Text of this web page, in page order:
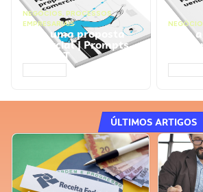
NEGÓCIOS, PROCESSOS
EMPRESARIAIS
Faça uma proposta
comercial | Prompts
ChatGPT
Faça
ÚLTIMOS ARTIGOS